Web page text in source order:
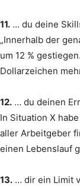
11. … du deine
„Innerhalb der
um 12 %
Dollarzeichen
12. … du deinen
In Situation X
aller Arbeitgeber
einen Lebenslauf
13. … dir ein Limit